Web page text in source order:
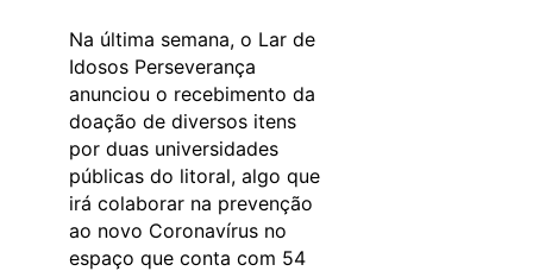
Na última semana, o Lar de
Idosos Perseverança
anunciou o recebimento da
doação de diversos itens
por duas universidades
públicas do litoral, algo que
irá colaborar na prevenção
ao novo Coronavírus no
espaço que conta com 54